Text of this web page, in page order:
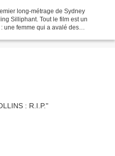
long-métrage de Sydney
Silliphant. Tout le film est un
une femme qui a avalé des